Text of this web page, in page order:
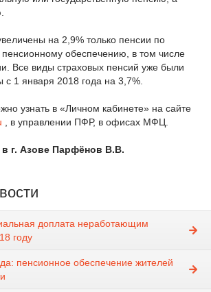
на 2,9% только пенсии по
пенсионному обеспечению, в том числе
Все виды страховых пенсий уже были
с 1 января 2018 года на 3,7%.
узнать в «Личном кабинете» на сайте
, в управлении ПФР, в офисах МФЦ.
г. Азове Парфёнов В.В.
доплата неработающим
году
пенсионное обеспечение жителей